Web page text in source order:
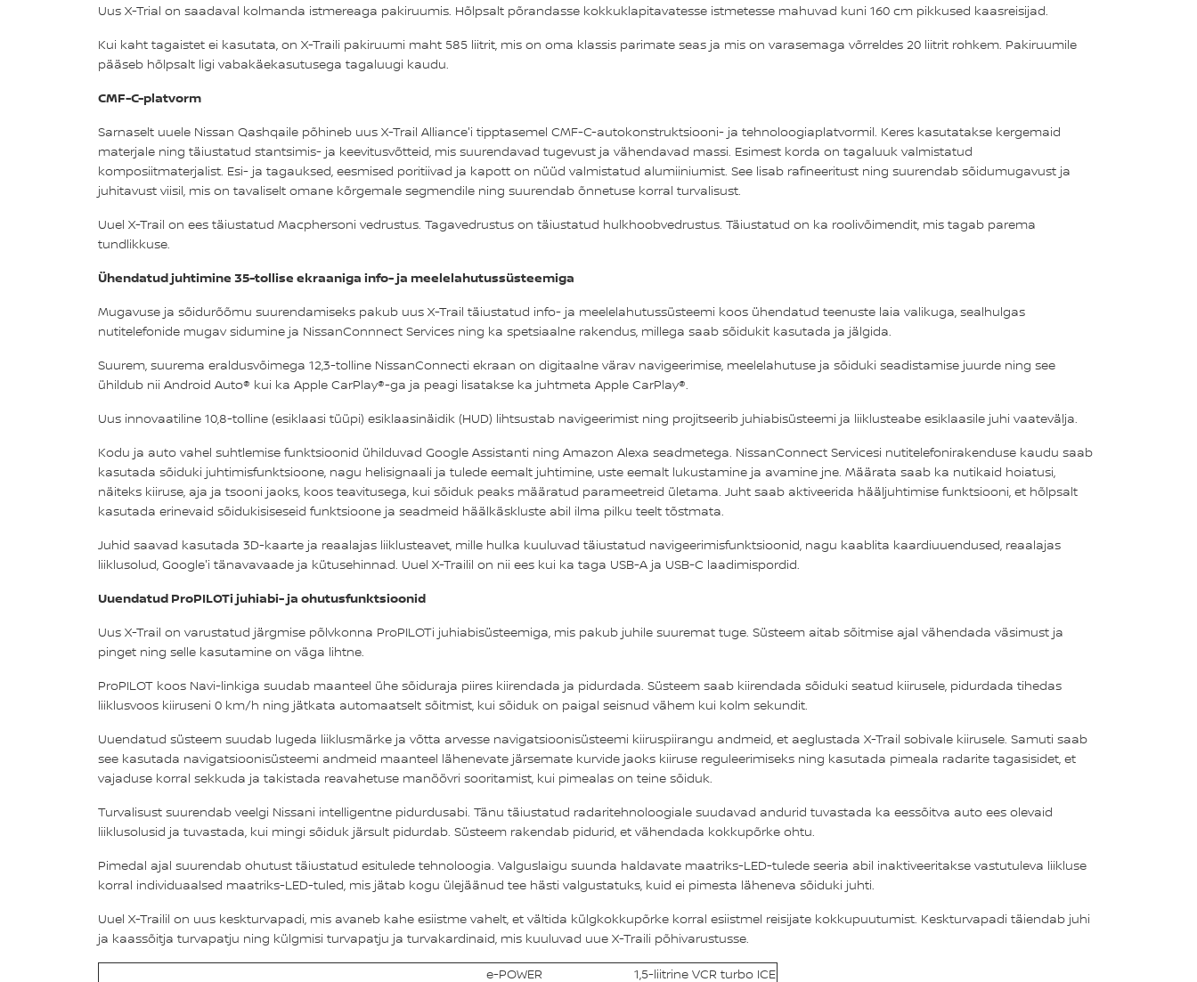
Uus X-Trial on saadaval kolmanda istmereaga pakiruumis. Hõlpsalt põrandasse kokkuklapitavatesse istmetesse mahuvad kuni 160 cm pikkused kaasreisijad.
Kui kaht tagaistet ei kasutata, on X-Traili pakiruumi maht 585 liitrit, mis on oma klassis parimate seas ja mis on varasemaga võrreldes 20 liitrit rohkem. Pakiruumile
pääseb hõlpsalt ligi vabakäekasutusega tagaluugi kaudu.
CMF-C-platvorm
Sarnaselt uuele Nissan Qashqaile põhineb uus X-Trail Alliance'i tipptasemel CMF-C-autokonstruktsiooni- ja tehnoloogiaplatvormil. Keres kasutatakse kergemaid
materjale ning täiustatud stantsimis- ja keevitusvõtteid, mis suurendavad tugevust ja vähendavad massi. Esimest korda on tagaluuk valmistatud
komposiitmaterjalist. Esi- ja tagauksed, eesmised poritiivad ja kapott on nüüd valmistatud alumiiniumist. See lisab rafineeritust ning suurendab sõidumugavust ja
juhitavust viisil, mis on tavaliselt omane kõrgemale segmendile ning suurendab õnnetuse korral turvalisust.
Uuel X-Trail on ees täiustatud Macphersoni vedrustus. Tagavedrustus on täiustatud hulkhoobvedrustus. Täiustatud on ka roolivõimendit, mis tagab parema
tundlikkuse.
Ühendatud juhtimine 35-tollise ekraaniga info- ja meelelahutussüsteemiga
Mugavuse ja sõidurõõmu suurendamiseks pakub uus X-Trail täiustatud info- ja meelelahutussüsteemi koos ühendatud teenuste laia valikuga, sealhulgas
nutitelefonide mugav sidumine ja NissanConnnect Services ning ka spetsiaalne rakendus, millega saab sõidukit kasutada ja jälgida.
Suurem, suurema eraldusvõimega 12,3-tolline NissanConnecti ekraan on digitaalne värav navigeerimise, meelelahutuse ja sõiduki seadistamise juurde ning see
ühildub nii Android Auto® kui ka Apple CarPlay®-ga ja peagi lisatakse ka juhtmeta Apple CarPlay®.
Uus innovaatiline 10,8-tolline (esiklaasi tüüpi) esiklaasinäidik (HUD) lihtsustab navigeerimist ning projitseerib juhiabisüsteemi ja liiklusteabe esiklaasile juhi vaatevälja.
Kodu ja auto vahel suhtlemise funktsioonid ühilduvad Google Assistanti ning Amazon Alexa seadmetega. NissanConnect Servicesi nutitelefonirakenduse kaudu saab
kasutada sõiduki juhtimisfunktsioone, nagu helisignaali ja tulede eemalt juhtimine, uste eemalt lukustamine ja avamine jne. Määrata saab ka nutikaid hoiatusi,
näiteks kiiruse, aja ja tsooni jaoks, koos teavitusega, kui sõiduk peaks määratud parameetreid ületama. Juht saab aktiveerida hääljuhtimise funktsiooni, et hõlpsalt
kasutada erinevaid sõidukisiseseid funktsioone ja seadmeid häälkäskluste abil ilma pilku teelt tõstmata.
Juhid saavad kasutada 3D-kaarte ja reaalajas liiklusteavet, mille hulka kuuluvad täiustatud navigeerimisfunktsioonid, nagu kaablita kaardiuuendused, reaalajas
liiklusolud, Google'i tänavavaade ja kütusehinnad. Uuel X-Trailil on nii ees kui ka taga USB-A ja USB-C laadimispordid.
Uuendatud ProPILOTi juhiabi- ja ohutusfunktsioonid
Uus X-Trail on varustatud järgmise põlvkonna ProPILOTi juhiabisüsteemiga, mis pakub juhile suuremat tuge. Süsteem aitab sõitmise ajal vähendada väsimust ja
pinget ning selle kasutamine on väga lihtne.
ProPILOT koos Navi-linkiga suudab maanteel ühe sõiduraja piires kiirendada ja pidurdada. Süsteem saab kiirendada sõiduki seatud kiirusele, pidurdada tihedas
liiklusvoos kiiruseni 0 km/h ning jätkata automaatselt sõitmist, kui sõiduk on paigal seisnud vähem kui kolm sekundit.
Uuendatud süsteem suudab lugeda liiklusmärke ja võtta arvesse navigatsioonisüsteemi kiiruspiirangu andmeid, et aeglustada X-Trail sobivale kiirusele. Samuti saab
see kasutada navigatsioonisüsteemi andmeid maanteel lähenevate järsemate kurvide jaoks kiiruse reguleerimiseks ning kasutada pimeala radarite tagasisidet, et
vajaduse korral sekkuda ja takistada reavahetuse manöövri sooritamist, kui pimealas on teine sõiduk.
Turvalisust suurendab veelgi Nissani intelligentne pidurdusabi. Tänu täiustatud radaritehnoloogiale suudavad andurid tuvastada ka eessõitva auto ees olevaid
liiklusolusid ja tuvastada, kui mingi sõiduk järsult pidurdab. Süsteem rakendab pidurid, et vähendada kokkupõrke ohtu.
Pimedal ajal suurendab ohutust täiustatud esitulede tehnoloogia. Valguslaigu suunda haldavate maatriks-LED-tulede seeria abil inaktiveeritakse vastutuleva liikluse
korral individuaalsed maatriks-LED-tuled, mis jätab kogu ülejäänud tee hästi valgustatuks, kuid ei pimesta läheneva sõiduki juhti.
Uuel X-Trailil on uus keskturvapadi, mis avaneb kahe esiistme vahelt, et vältida külgkokkupõrke korral esiistmel reisijate kokkupuutumist. Keskturvapadi täiendab juhi
ja kaassõitja turvapatju ning külgmisi turvapatju ja turvakardinaid, mis kuuluvad uue X-Traili põhivarustusse.
e-POWER
1,5-liitrine VCR turbo ICE